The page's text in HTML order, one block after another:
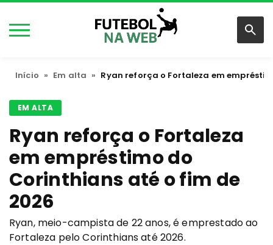
Início » Em alta » Ryan reforça o Fortaleza em
EM ALTA
Ryan reforça o Fortaleza
em empréstimo do
Corinthians até o fim de
2026
Ryan, meio-campista de 22 anos, é emprestado ao
Fortaleza pelo Corinthians até 2026.